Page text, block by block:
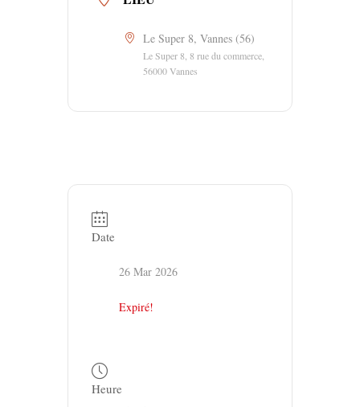
Le Super 8, Vannes (56)
Le Super 8, 8 rue du commerce,
56000 Vannes
Date
26 Mar 2026
Expiré!
Heure